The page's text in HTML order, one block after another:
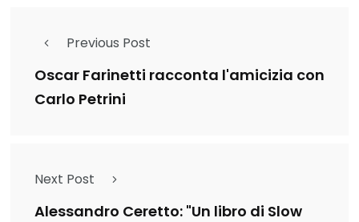
Previous Post
Oscar Farinetti racconta l'amicizia con
Carlo Petrini
Next Post
Alessandro Ceretto: "Un libro di Slow